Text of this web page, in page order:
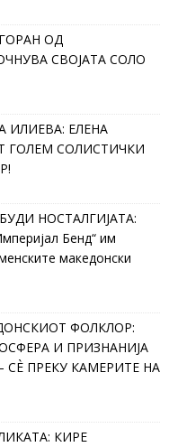
ОД
СВОЈАТА СОЛО
ИЛИЕВА: ЕЛЕНА
ГОЛЕМ СОЛИСТИЧКИ
НОСТАЛГИЈАТА:
Бенд“ им
македонски
ФОЛКЛОР:
И ПРИЗНАНИЈА
СÈ ПРЕКУ КАМЕРИТЕ НА
КИРЕ